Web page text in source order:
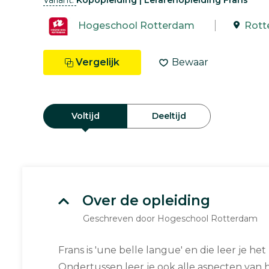
Hogeschool Rotterdam
Vergelijk Bewaar
Voltijd Deeltijd
Over de opleiding
Geschreven door Hogeschool Rotterdam
Frans is 'une belle langue' en die leer je